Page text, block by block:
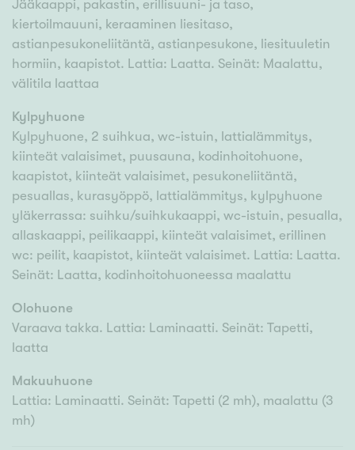
Jääkaappi, pakastin, erillisuuni- ja taso,
kiertoilmauuni, keraaminen liesitaso,
astianpesukoneliitäntä, astianpesukone, liesituuletin
hormiin, kaapistot. Lattia: Laatta. Seinät: Maalattu,
välitila laattaa
Kylpyhuone
Kylpyhuone, 2 suihkua, wc-istuin, lattialämmitys,
kiinteät valaisimet, puusauna, kodinhoitohuone,
kaapistot, kiinteät valaisimet, pesukoneliitäntä,
pesuallas, kurasyöppö, lattialämmitys, kylpyhuone
yläkerrassa: suihku/suihkukaappi, wc-istuin, pesualla,
allaskaappi, peilikaappi, kiinteät valaisimet, erillinen
wc: peilit, kaapistot, kiinteät valaisimet. Lattia: Laatta.
Seinät: Laatta, kodinhoitohuoneessa maalattu
Olohuone
Varaava takka. Lattia: Laminaatti. Seinät: Tapetti,
laatta
Makuuhuone
Lattia: Laminaatti. Seinät: Tapetti (2 mh), maalattu (3
mh)